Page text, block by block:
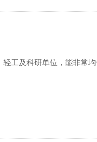
工及科研单位，能非常